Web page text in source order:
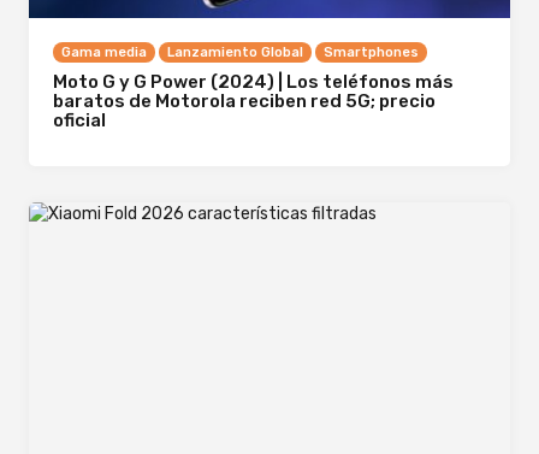
Gama media Lanzamiento Global Smartphones
Moto G y G Power (2024) | Los teléfonos más
baratos de Motorola reciben red 5G; precio
oficial